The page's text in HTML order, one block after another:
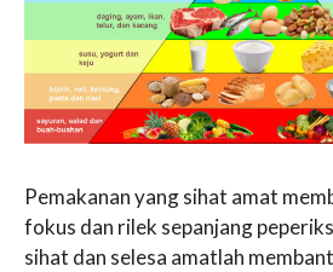
Pemakanan yang sihat amat
fokus dan rilek sepanjang
sihat dan selesa amatlah